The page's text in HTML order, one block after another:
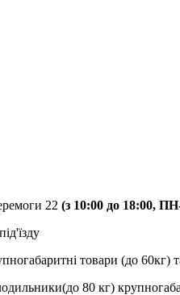
22 (з 10:00 до 18:00,
товари (до 60кг)
80 кг)